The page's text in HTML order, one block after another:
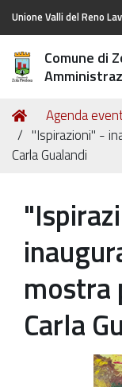
Unione Valli del Reno
Comune di
Tu
sei
qui:
Home
Agenda
"Ispirazioni" -
Carla Gualandi
mostra
Carla
https://